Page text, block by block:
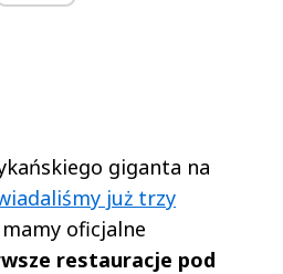
giganta na
już trzy
mamy oficjalne
restauracje pod